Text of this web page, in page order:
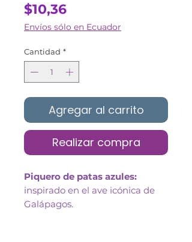
$10,36Precio
Envíos sólo en Ecuador
Cantidad *
Agregar al carrito
Realizar compra
Piquero de patas azules:
inspirado en el ave icónica de
Galápagos.